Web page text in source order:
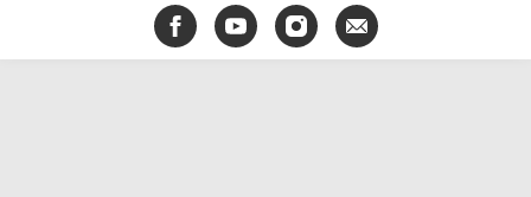
FacebookYouTubeInstagram
E-
mail